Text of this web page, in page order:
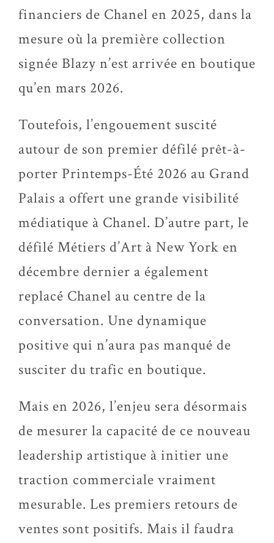
financiers de Chanel en 2025, dans la
mesure où la première collection
signée Blazy n’est arrivée en boutique
qu’en mars 2026.
Toutefois, l’engouement suscité
autour de son premier défilé prêt-à-
porter Printemps-Été 2026 au Grand
Palais a offert une grande visibilité
médiatique à Chanel. D’autre part, le
défilé Métiers d’Art à New York en
décembre dernier a également
replacé Chanel au centre de la
conversation. Une dynamique
positive qui n’aura pas manqué de
susciter du trafic en boutique.
Mais en 2026, l’enjeu sera désormais
de mesurer la capacité de ce nouveau
leadership artistique à initier une
traction commerciale vraiment
mesurable. Les premiers retours de
ventes sont positifs. Mais il faudra